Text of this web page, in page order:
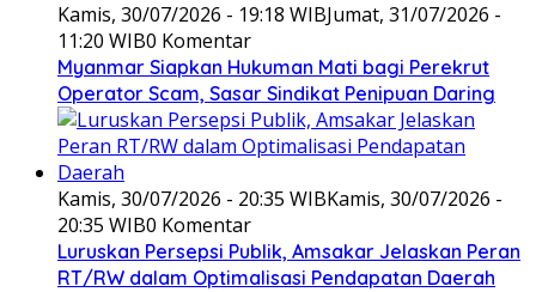
Kamis, 30/07/2026 - 19:18 WIBJumat, 31/07/2026 -
11:20 WIB0 Komentar
Myanmar Siapkan Hukuman Mati bagi Perekrut
Operator Scam, Sasar Sindikat Penipuan Daring
Kamis, 30/07/2026 - 20:35 WIBKamis, 30/07/2026 -
20:35 WIB0 Komentar
Luruskan Persepsi Publik, Amsakar Jelaskan Peran
RT/RW dalam Optimalisasi Pendapatan Daerah